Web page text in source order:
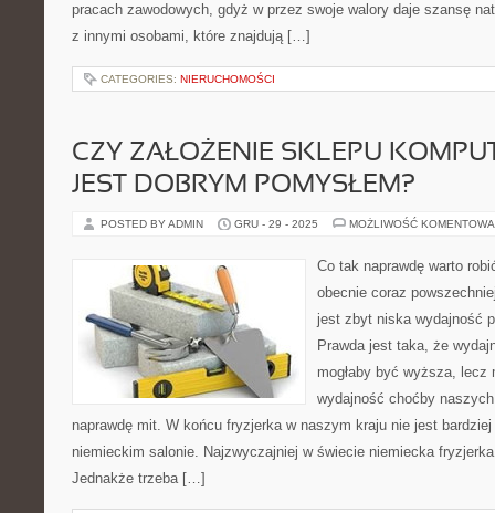
pracach zawodowych, gdyż w przez swoje walory daje szansę
z innymi osobami, które znajdują […]
CATEGORIES: NIERUCHOMOŚCI
CZY ZAŁOŻENIE SKLEPU
JEST DOBRYM POMYSŁEM?
POSTED BY ADMIN GRU - 29 - 2025 MOŻLIWOŚĆ
Co tak naprawdę warto
obecnie coraz
jest zbyt niska wydajność
Prawda jest taka, że
mogłaby być wyższa,
wydajność choćby
naprawdę mit. W końcu fryzjerka w naszym kraju nie jest
niemieckim salonie. Najzwyczajniej w świecie niemiecka
Jednakże trzeba […]